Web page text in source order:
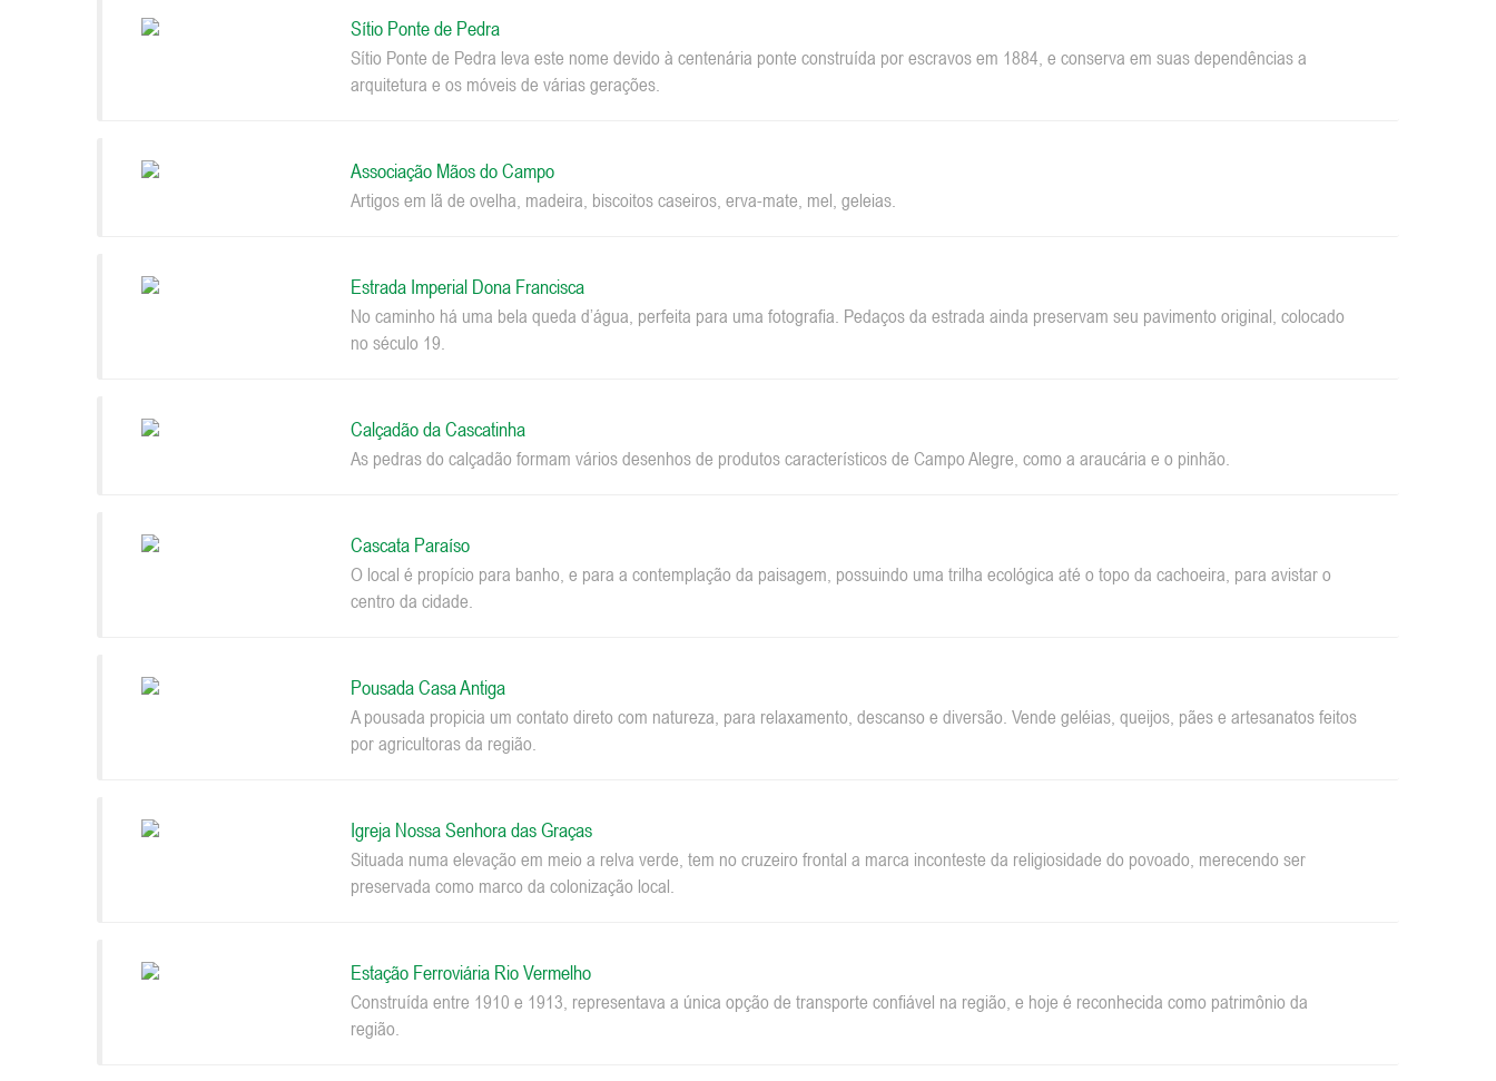
Sítio Ponte de Pedra
Sítio Ponte de Pedra leva este nome devido à centenária ponte construída por escravos em 1884, e conserva em suas dependências a
arquitetura e os móveis de várias gerações.
Associação Mãos do Campo
Artigos em lã de ovelha, madeira, biscoitos caseiros, erva-mate, mel, geleias.
Estrada Imperial Dona Francisca
No caminho há uma bela queda d’água, perfeita para uma fotografia. Pedaços da estrada ainda preservam seu pavimento original, colocado
no século 19.
Calçadão da Cascatinha
As pedras do calçadão formam vários desenhos de produtos característicos de Campo Alegre, como a araucária e o pinhão.
Cascata Paraíso
O local é propício para banho, e para a contemplação da paisagem, possuindo uma trilha ecológica até o topo da cachoeira, para avistar o
centro da cidade.
Pousada Casa Antiga
A pousada propicia um contato direto com natureza, para relaxamento, descanso e diversão. Vende geléias, queijos, pães e artesanatos feitos
por agricultoras da região.
Igreja Nossa Senhora das Graças
Situada numa elevação em meio a relva verde, tem no cruzeiro frontal a marca inconteste da religiosidade do povoado, merecendo ser
preservada como marco da colonização local.
Estação Ferroviária Rio Vermelho
Construída entre 1910 e 1913, representava a única opção de transporte confiável na região, e hoje é reconhecida como patrimônio da
região.